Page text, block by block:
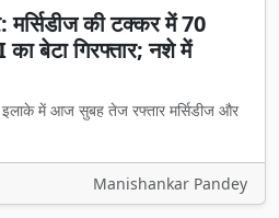
मर्सिडीज की टक्कर में 70
का बेटा गिरफ्तार; नशे में
इलाके में आज सुबह तेज रफ्तार मर्सिडीज और
Manishankar Pandey